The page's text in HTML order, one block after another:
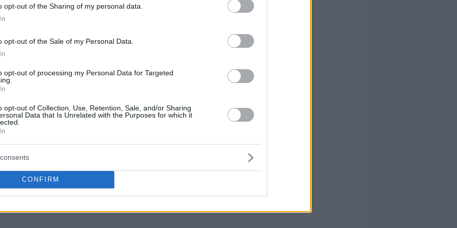
opt-out of the Sharing of my personal data.
opt-out of the Sale of my Personal Data.
opt-out of processing my Personal Data for Targeted
opt-out of Collection, Use, Retention, Sale, and/or Sharing
Data that Is Unrelated with the Purposes for which it
CONFIRM
Δύσκολο να ετοιμάσεις αυτό το
μία μέρα λιγότερη από τον Παναθηναϊκό.
φυσικά και η απουσία του
πρώτο ημίχρονο ήμασταν κακοί και στις
πολύ βιαστικοί. Βιαζόμασταν να πάρουμε
dribbling, μην ακολουθώντας αυτά που
τον Παναθηναϊκό στην δεύτερη αμυντική